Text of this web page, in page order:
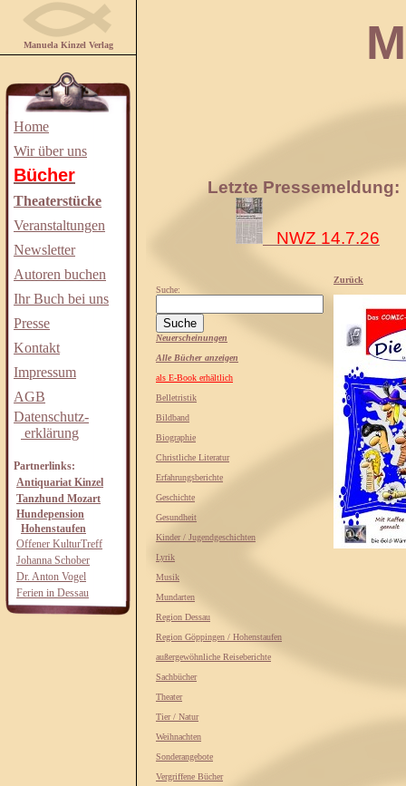
Manuela Kinzel Verlag
Home
Wir über uns
Bücher
Theaterstücke
Veranstaltungen
Newsletter
Autoren buchen
Ihr Buch bei uns
Presse
Kontakt
Impressum
AGB
Datenschutz-
erklärung
Partnerlinks:
Antiquariat Kinzel
Tanzhund Mozart
Hundepension
Hohenstaufen
Offener KulturTreff
Johanna Schober
Dr. Anton Vogel
Ferien in Dessau
Letzte Pressemeldung:
NWZ 14.7.26
Suche:
Neuerscheinungen
Alle Bücher anzeigen
als E-Book erhältlich
Belletristik
Bildband
Biographie
Christliche Literatur
Erfahrungsberichte
Geschichte
Gesundheit
Kinder / Jugendgeschichten
Lyrik
Musik
Mundarten
Region Dessau
Region Göppingen / Hohenstaufen
außergewöhnliche Reiseberichte
Sachbücher
Theater
Tier / Natur
Weihnachten
Sonderangebote
Vergriffene Bücher
Zurück